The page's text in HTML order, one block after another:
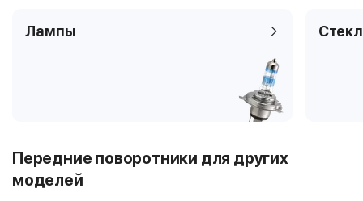
Лампы
Передние поворотники для других
моделей